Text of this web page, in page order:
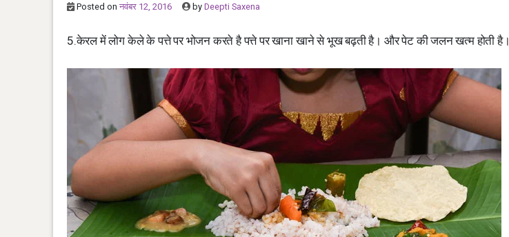
Posted on नवंबर 12, 2016 by Deepti Saxena
5.केरल में लोग केले के पत्ते पर भोजन करते है पत्ते पर खाना खाने से भूख बढ़ती है। और पेट की जलन खत्म होती है।